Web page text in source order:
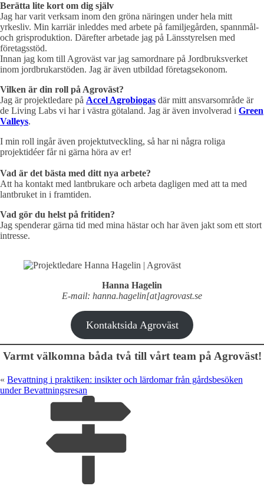
Berätta lite kort om dig själv
Jag har varit verksam inom den gröna näringen under hela mitt
yrkesliv. Min karriär inleddes med arbete på familjegården, spannmål-
och grisproduktion. Därefter arbetade jag på Länsstyrelsen med
företagsstöd.
Innan jag kom till Agroväst var jag samordnare på Jordbruksverket
inom jordbrukarstöden. Jag är även utbildad företagsekonom.
Vilken är din roll på Agroväst?
Jag är projektledare på Accel Agrobiogas där mitt ansvarsområde är
de Living Labs vi har i västra götaland. Jag är även involverad i Green
Valleys.
I min roll ingår även projektutveckling, så har ni några roliga
projektidéer får ni gärna höra av er!
Vad är det bästa med ditt nya arbete?
Att ha kontakt med lantbrukare och arbeta dagligen med att ta med
lantbruket in i framtiden.
Vad gör du helst på fritiden?
Jag spenderar gärna tid med mina hästar och har även jakt som ett stort
intresse.
Hanna Hagelin
E-mail: hanna.hagelin[at]agrovast.se
Kontaktsida Agroväst
Varmt välkomna båda två till vårt team på Agroväst!
« Bevattning i praktiken: insikter och lärdomar från gårdsbesöken
under Bevattningsresan